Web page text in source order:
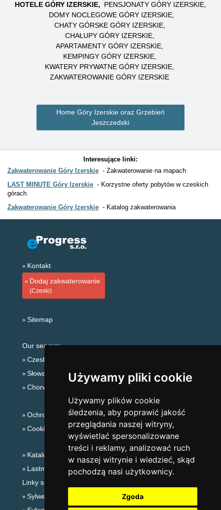
Używamy pliki cookie
Używamy plików cookie
śledzenia, aby poprawić jakość
przeglądania naszej witryny,
wyświetlać spersonalizowane
treści i reklamy, analizować ruch
w naszej witrynie i wiedzieć, skąd
pochodzą nasi użytkownicy.
Zgoda
HOTELE GÓRY IZERSKIE
PENSJONATY GÓRY IZERSKIE
DOMY NOCLEGOWE GÓRY IZERSKIE
CHATY GÓRSKE GÓRY IZERSKIE
CHAŁUPY GÓRY IZERSKIE
APARTAMENTY GÓRY IZERSKIE
KEMPINGY GÓRY IZERSKIE
KWATERY PRYWATNE GÓRY IZERSKIE
ZAKWATEROWANIE GÓRY IZERSKIE
Home Góry Izerskie oraz Grzebień
Jeszczedski
Interesujące linki:
Zakwaterowanie Góry Izerskie
Zakwaterowanie na mapach
LAST MINUTE Góry Izerskie
Korzystne oferty pobytów w czeskich
górach
Zakwaterowanie Góry Izerskie
Katalog zakwaterowania
Kontakt
Dodaj zakwaterowanie
(Czeski)
Sitemap
Our servers:
Czeskie Góry
Słowackie góry
Chorwacja
Ochrona prywatności
Cookies
Katalog zakwaterowania
Lastminute Góry Izerskie
Linky sezonowe:
Sylwester Góry Izerskie